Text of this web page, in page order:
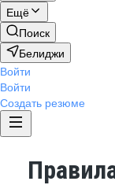
Ещё
Поиск
Белиджи
Войти
Войти
Создать резюме